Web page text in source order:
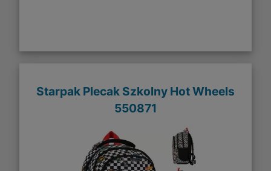
Starpak Plecak Szkolny Hot Wheels
550871